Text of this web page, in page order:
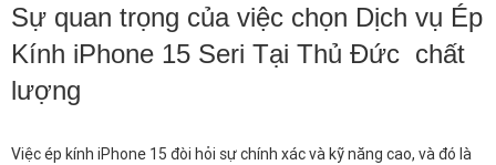
Sự quan trọng của việc chọn Dịch vụ Ép
Kính iPhone 15 Seri Tại Thủ Đức chất
lượng
Việc ép kính iPhone 15 đòi hỏi sự chính xác và kỹ năng cao, và đó là